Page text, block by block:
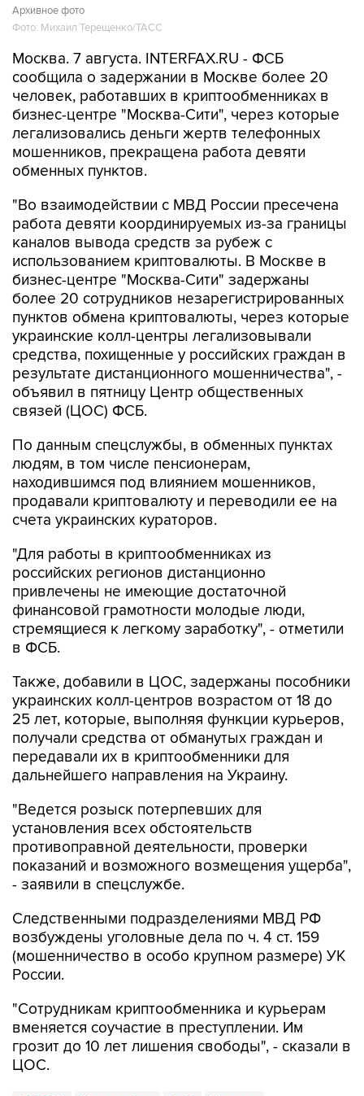
Архивное фото
Фото: Михаил Терещенко/ТАСС
Москва. 7 августа. INTERFAX.RU - ФСБ
сообщила о задержании в Москве более 20
человек, работавших в криптообменниках в
бизнес-центре "Москва-Сити", через которые
легализовались деньги жертв телефонных
мошенников, прекращена работа девяти
обменных пунктов.
"Во взаимодействии с МВД России пресечена
работа девяти координируемых из-за границы
каналов вывода средств за рубеж с
использованием криптовалюты. В Москве в
бизнес-центре "Москва-Сити" задержаны
более 20 сотрудников незарегистрированных
пунктов обмена криптовалюты, через которые
украинские колл-центры легализовывали
средства, похищенные у российских граждан в
результате дистанционного мошенничества", -
объявил в пятницу Центр общественных
связей (ЦОС) ФСБ.
По данным спецслужбы, в обменных пунктах
людям, в том числе пенсионерам,
находившимся под влиянием мошенников,
продавали криптовалюту и переводили ее на
счета украинских кураторов.
"Для работы в криптообменниках из
российских регионов дистанционно
привлечены не имеющие достаточной
финансовой грамотности молодые люди,
стремящиеся к легкому заработку", - отметили
в ФСБ.
Также, добавили в ЦОС, задержаны пособники
украинских колл-центров возрастом от 18 до
25 лет, которые, выполняя функции курьеров,
получали средства от обманутых граждан и
передавали их в криптообменники для
дальнейшего направления на Украину.
"Ведется розыск потерпевших для
установления всех обстоятельств
противоправной деятельности, проверки
показаний и возможного возмещения ущерба",
- заявили в спецслужбе.
Следственными подразделениями МВД РФ
возбуждены уголовные дела по ч. 4 ст. 159
(мошенничество в особо крупном размере) УК
России.
"Сотрудникам криптообменника и курьерам
вменяется соучастие в преступлении. Им
грозит до 10 лет лишения свободы", - сказали в
ЦОС.